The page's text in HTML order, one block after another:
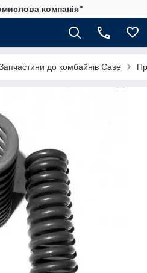
компанія"
до комбайнів Case